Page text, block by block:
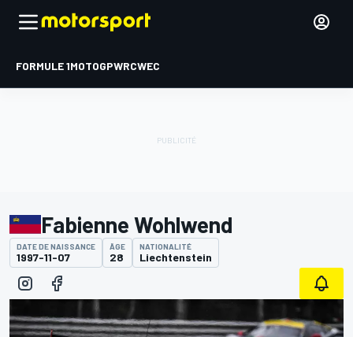
FORMULE 1MOTOGPWRCWEC
Fabienne Wohlwend
DATE DE NAISSANCE
1997-11-07
ÂGE
28
NATIONALITÉ
Liechtenstein